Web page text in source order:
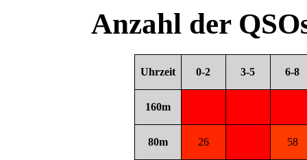
Anzahl der
Uhrzeit 0-2 3-5 6-8
160m
80m 26 58